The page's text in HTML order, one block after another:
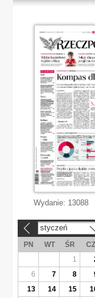
Wydanie: 13088
styczeń
PN WT ŚR CZ
1
6
7 8
13
14 15